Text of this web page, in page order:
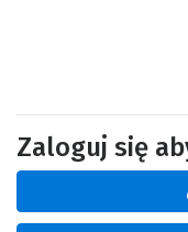
Zaloguj się